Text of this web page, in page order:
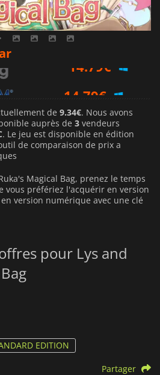
de 9.34€. Nous avons
auprès de 3 vendeurs
. Le jeu est disponible en édition
de comparaison de prix a
Magical Bag, prenez le temps
vous préfériez l'acquérir en version
version numérique avec une clé
pour Lys and
EDITION
Partager